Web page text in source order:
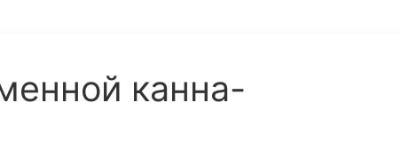
канна-